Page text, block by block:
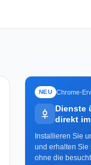
NEU Chrome-
Dienste
direkt
Installieren Sie
und erhalten Sie
ohne die